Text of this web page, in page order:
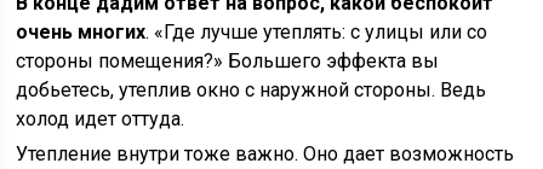
очень многих. «Где лучше утеплять: с улицы или со
стороны помещения?» Большего эффекта вы
добьетесь, утеплив окно с наружной стороны. Ведь
холод идет оттуда.
Утепление внутри тоже важно. Оно дает возможность